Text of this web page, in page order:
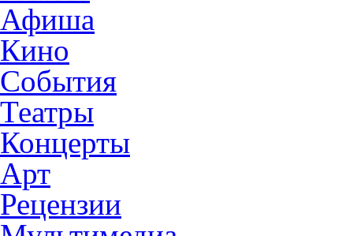
Афиша
Кино
События
Театры
Концерты
Арт
Рецензии